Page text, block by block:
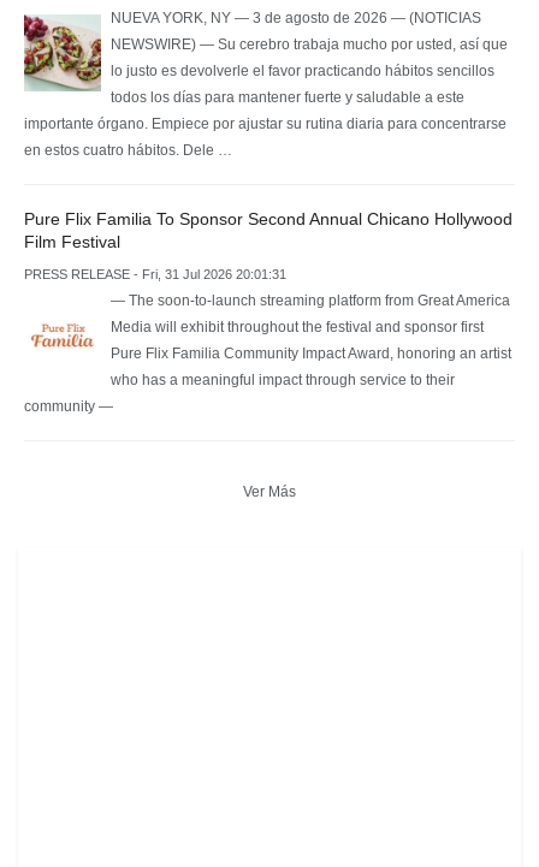
NUEVA YORK, NY — 3 de agosto de 2026 — (NOTICIAS
NEWSWIRE) — Su cerebro trabaja mucho por usted, así que
lo justo es devolverle el favor practicando hábitos sencillos
todos los días para mantener fuerte y saludable a este
importante órgano. Empiece por ajustar su rutina diaria para concentrarse
en estos cuatro hábitos. Dele …
Pure Flix Familia To Sponsor Second Annual Chicano Hollywood
Film Festival
PRESS RELEASE - Fri, 31 Jul 2026 20:01:31
— The soon-to-launch streaming platform from Great America
Media will exhibit throughout the festival and sponsor first
Pure Flix Familia Community Impact Award, honoring an artist
who has a meaningful impact through service to their
community —
Ver Más